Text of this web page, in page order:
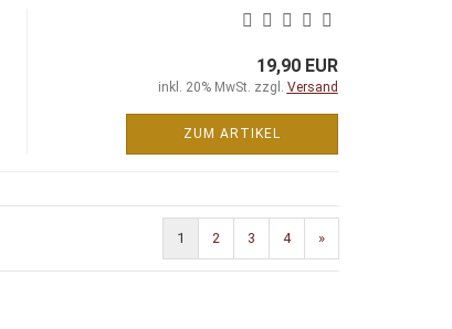
19,90 EUR
inkl. 20% MwSt. zzgl. Versand
ZUM ARTIKEL
1 2 3 4 »